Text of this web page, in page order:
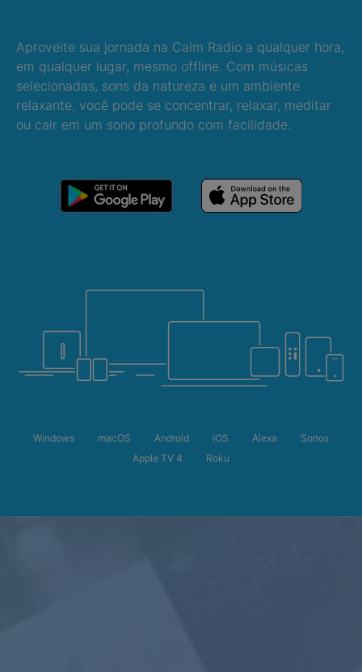
Aproveite sua jornada na Calm Radio a qualquer hora,
em qualquer lugar, mesmo offline. Com músicas
selecionadas, sons da natureza e um ambiente
relaxante, você pode se concentrar, relaxar, meditar
ou cair em um sono profundo com facilidade.
Windows macOS Android iOS Alexa
Sonos
Apple TV 4
Roku